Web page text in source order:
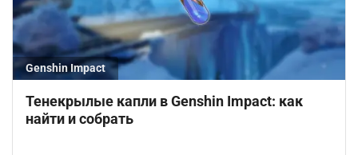
Genshin Impact
Тенекрылые капли в Genshin Impact: как
найти и собрать